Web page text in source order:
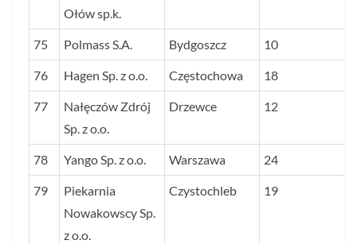
Ołów sp.k.
75 Polmass S.A. Bydgoszcz 10
76 Hagen Sp. z o.o. Częstochowa 18
77
Nałęczów Zdrój
Sp. z o.o.
Drzewce 12
78 Yango Sp. z o.o. Warszawa 24
79
Piekarnia
Nowakowscy Sp.
z o.o.
Czystochleb 19